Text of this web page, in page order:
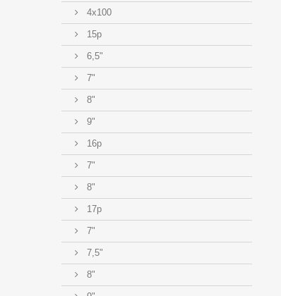
4x100
15p
6,5"
7"
8"
9"
16p
7"
8"
17p
7"
7,5"
8"